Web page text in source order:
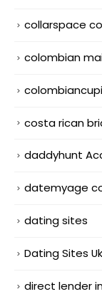
collarspace
colombian
costa rican
daddyhunt
datemyage
dating sites
Dating Sites
direct lender